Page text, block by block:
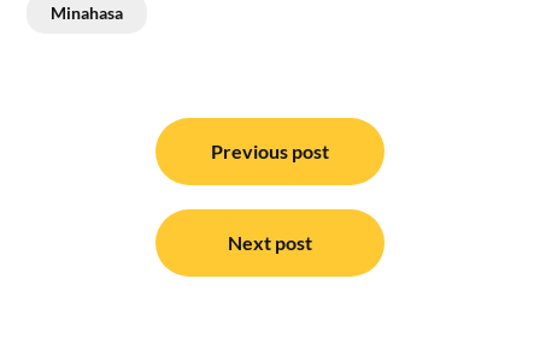
Minahasa
Previous post
Next post